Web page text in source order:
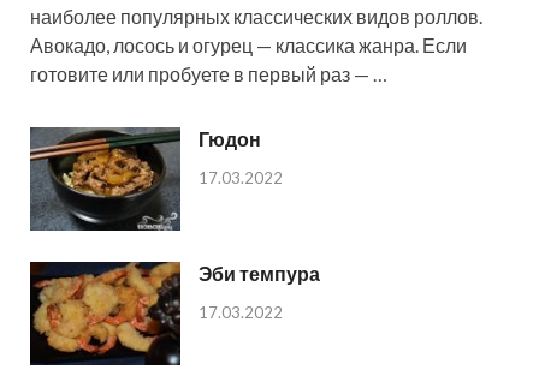
наиболее популярных классических видов роллов.
Авокадо, лосось и огурец — классика жанра. Если
готовите или пробуете в первый раз — …
Гюдон
17.03.2022
Эби темпура
17.03.2022